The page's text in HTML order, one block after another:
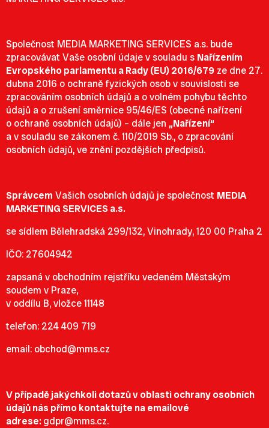
Společnost MEDIA MARKETING SERVICES a.s. bude
zpracovávat Vaše osobní údaje v souladu s Nařízením
Evropského parlamentu a Rady (EU) 2016/679 ze dne 27.
dubna 2016 o ochraně fyzických osob v souvislosti se
zpracováním osobních údajů a o volném pohybu těchto
údajů a o zrušení směrnice 95/46/ES (obecné nařízení
o ochraně osobních údajů) – dále jen „Nařízení“
a v souladu se zákonem č. 110/2019 Sb., o zpracování
osobních údajů, ve znění pozdějších předpisů.
Správcem Vašich osobních údajů je společnost MEDIA
MARKETING SERVICES a.s.
se sídlem Bělehradská 299/132, Vinohrady, 120 00 Praha 2
IČO: 27604942
zapsaná v obchodním rejstříku vedeném Městským
soudem v Praze,
v oddílu B, vložce 11148
telefon: 224 409 719
email: obchod@mms.cz
V případě jakýchkoli dotazů v oblasti ochrany osobních
údajů nás přímo kontaktujte na emailové
adrese:gdpr@mms.cz.